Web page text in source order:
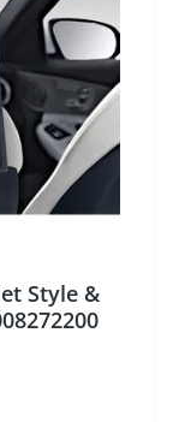
Style &